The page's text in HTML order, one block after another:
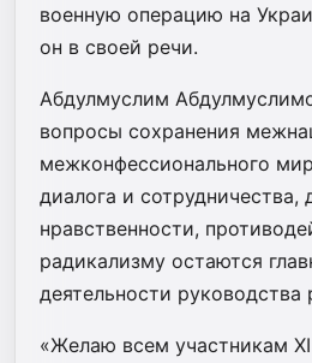
военную операцию на
он в своей речи.
Абдулмуслим
вопросы сохранения
межконфессионального
диалога и сотрудничества,
нравственности,
радикализму остаются
деятельности руководства
«Желаю всем участникам